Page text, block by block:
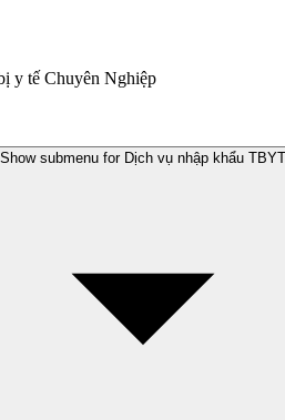
y tế Chuyên Nghiệp
Show submenu for Dịch vụ nhập khẩu TBYT